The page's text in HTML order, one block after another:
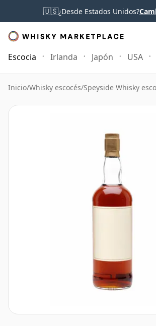
🇺🇸¿Desde Estados Unidos?
Escocia Irlanda Japón USA
Inicio/Whisky escocés/Speyside Whisky